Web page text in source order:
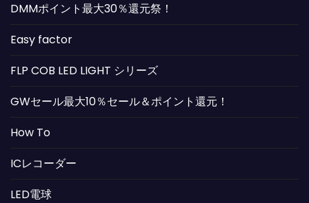
DMMポイント最大30％還元祭！
Easy factor
FLP COB LED LIGHT シリーズ
GWセール最大10％セール＆ポイント還元！
How To
ICレコーダー
LED電球